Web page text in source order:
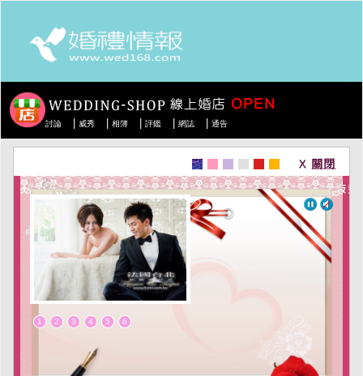
討論 威秀 相簿 評鑑 網誌 通告
1 2 3 4 5 6